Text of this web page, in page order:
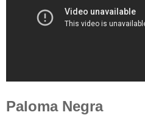
Paloma Negra